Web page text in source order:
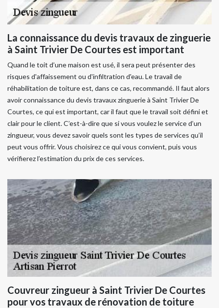
La connaissance du devis travaux de zinguerie
à Saint Trivier De Courtes est important
Quand le toit d’une maison est usé, il sera peut présenter des
risques d'affaissement ou d'infiltration d'eau. Le travail de
réhabilitation de toiture est, dans ce cas, recommandé. Il faut alors
avoir connaissance du devis travaux zinguerie à Saint Trivier De
Courtes, ce qui est important, car il faut que le travail soit défini et
clair pour le client. C’est-à-dire que si vous voulez le service d’un
zingueur, vous devez savoir quels sont les types de services qu’il
peut vous offrir. Vous choisirez ce qui vous convient, puis vous
vérifierez l’estimation du prix de ces services.
Couvreur zingueur à Saint Trivier De Courtes
pour vos travaux de rénovation de toiture